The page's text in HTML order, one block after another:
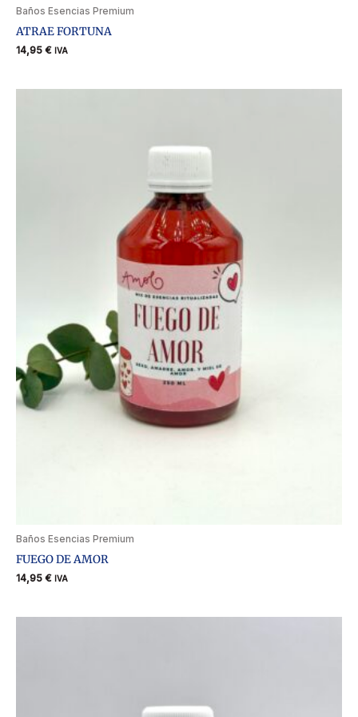
Baños Esencias Premium
ATRAE FORTUNA
14,95 € IVA
Baños Esencias Premium
FUEGO DE AMOR
14,95 € IVA